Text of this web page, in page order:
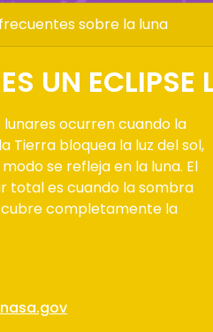
sobre la luna
UN ECLIPSE
lunares ocurren cuando la
Tierra bloquea la luz del sol,
se refleja en la luna. El
total es cuando la sombra
completamente la